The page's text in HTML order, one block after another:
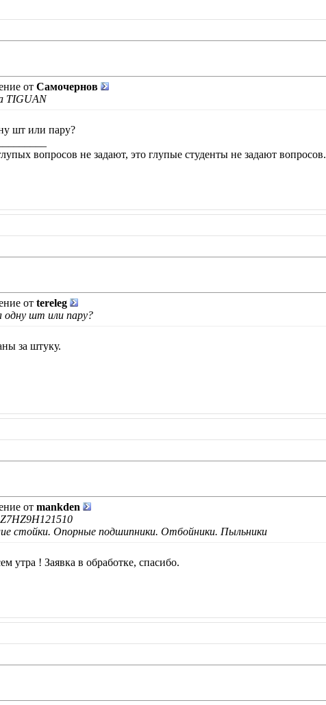
от Самочернов
TIGUAN
шт или пару?
вопросов не задают, это глупые студенты не задают вопросов.
от tereleg
одну шт или пару?
за штуку.
от mankden
стойки. Опорные подшипники. Отбойники. Пыльники
утра ! Заявка в обработке, спасибо.